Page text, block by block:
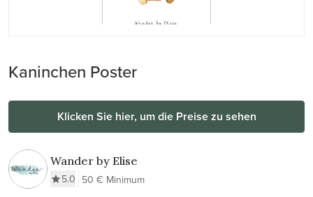
Kaninchen Poster
Klicken Sie hier, um die Preise zu sehen
Wander by Elise
5.0 50 € Minimum